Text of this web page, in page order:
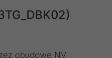
obudowę NV